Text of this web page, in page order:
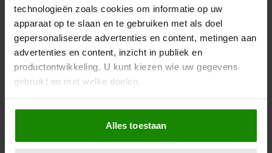
technologieën zoals cookies om informatie op uw
apparaat op te slaan en te gebruiken met als doel
gepersonaliseerde advertenties en content, metingen aan
advertenties en content, inzicht in publiek en
productontwikkeling. U kunt kiezen wie uw gegevens
gebruikt en met welke doelen.
Als u het toestaat, willen we ook graag:
Informatie verzamelen over uw geografische
locatie, die tot een paar meter nauwkeurig kan zijn
Alles toestaan